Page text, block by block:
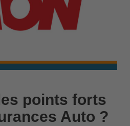
points forts
Auto ?